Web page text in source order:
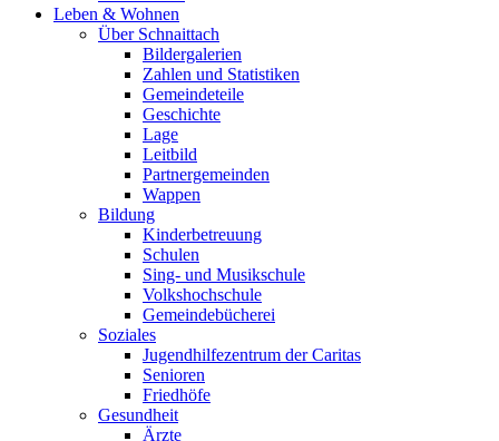
Leben & Wohnen
Über Schnaittach
Bildergalerien
Zahlen und Statistiken
Gemeindeteile
Geschichte
Lage
Leitbild
Partnergemeinden
Wappen
Bildung
Kinderbetreuung
Schulen
Sing- und Musikschule
Volkshochschule
Gemeindebücherei
Soziales
Jugendhilfezentrum der Caritas
Senioren
Friedhöfe
Gesundheit
Ärzte